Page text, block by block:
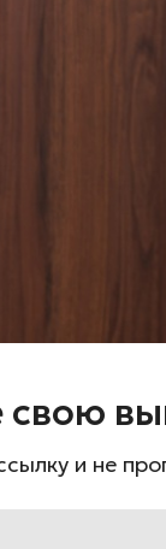
свою
и не